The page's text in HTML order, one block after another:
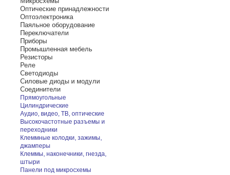
Оптические принадлежности
Оптоэлектроника
Паяльное оборудование
Переключатели
Приборы
Промышленная мебель
Резисторы
Реле
Светодиоды
Силовые диоды и модули
Соединители
Прямоугольные
Цилиндрические
Аудио, видео, ТВ, оптические
Высокочастотные разъемы и
переходники
Клеммные колодки, зажимы,
джамперы
Клеммы, наконечники, гнезда,
штыри
Панели под микросхемы